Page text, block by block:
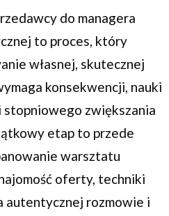
do managera
to proces, który
własnej, skutecznej
konsekwencji, nauki
stopniowego zwiększania
etap to przede
warsztatu
oferty, techniki
autentycznej rozmowie i